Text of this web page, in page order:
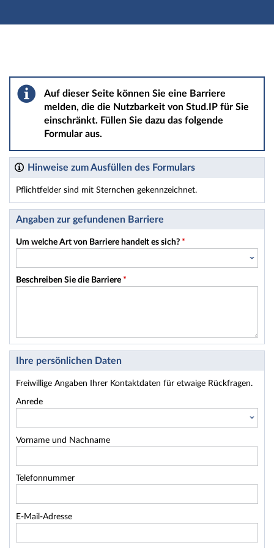
Hauptnavigation
Barriere melden
Auf dieser Seite können Sie eine Barriere
melden, die die Nutzbarkeit von Stud.IP für Sie
einschränkt. Füllen Sie dazu das folgende
Formular aus.
Hinweise zum Ausfüllen des Formulars
Pflichtfelder sind mit Sternchen gekennzeichnet.
Dieses Formular enthält Pflichtfelder.
Angaben zur gefundenen Barriere
Um welche Art von Barriere handelt es sich? *
Beschreiben Sie die Barriere *
Ihre persönlichen Daten
Freiwillige Angaben Ihrer Kontaktdaten für etwaige Rückfragen.
Anrede
Vorname und Nachname
Telefonnummer
E-Mail-Adresse